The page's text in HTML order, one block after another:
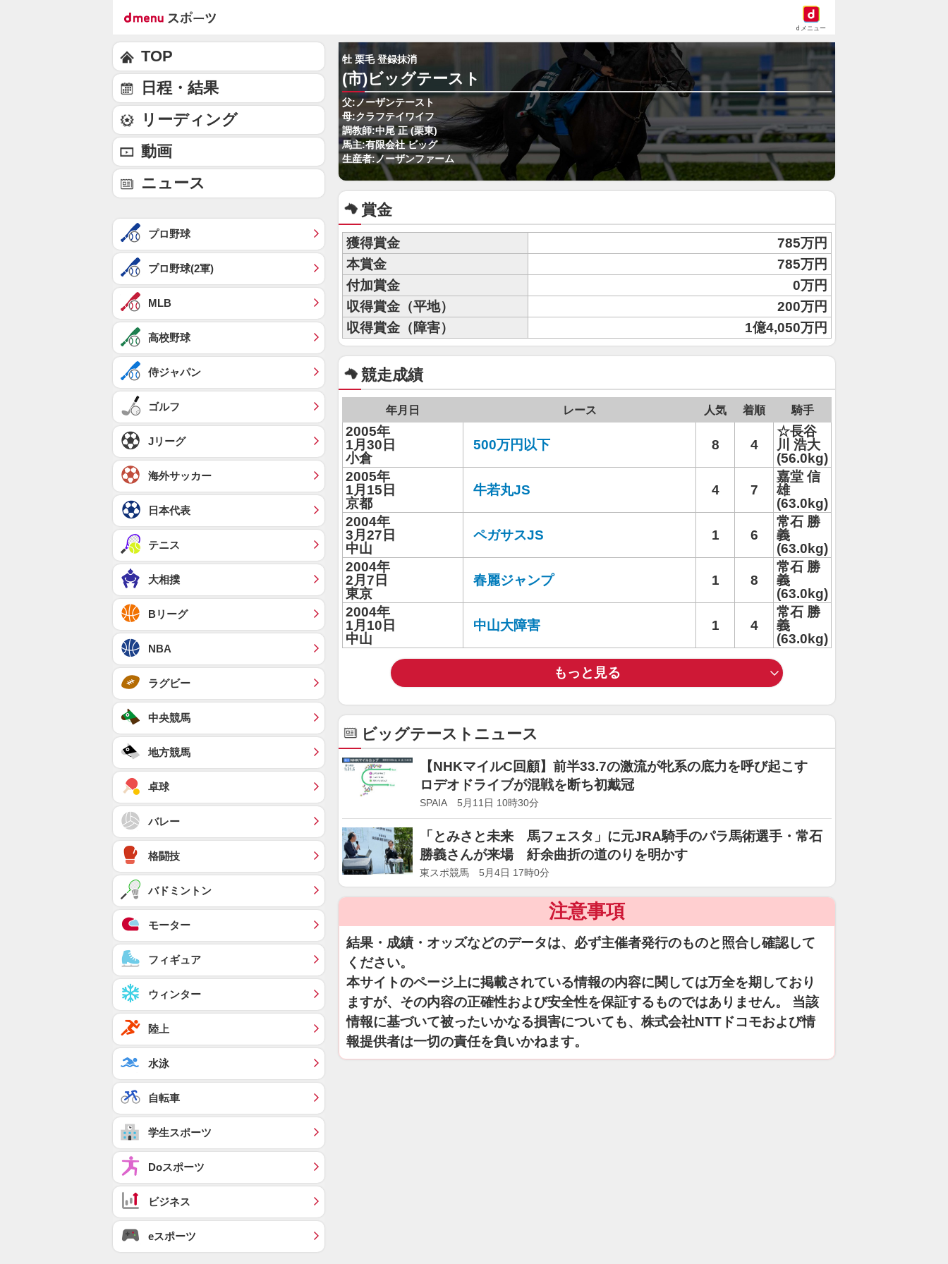
dメニュー
牡 栗毛 登録抹消
(市)ビッグテースト
父:ノーザンテースト
母:クラフテイワイフ
調教師:中尾 正 (栗東)
馬主:有限会社 ビッグ
生産者:ノーザンファーム
賞金
獲得賞金
785万円
本賞金
785万円
付加賞金
0万円
収得賞金（平地）
200万円
収得賞金（障害）
1億4,050万円
競走成績
年月日 レース 人気 着順 騎手
2005年
1月30日
小倉
500万円以下 8 4
☆長谷
川 浩大
(56.0kg)
2005年
1月15日
京都
牛若丸JS 4 7
嘉堂 信
雄
(63.0kg)
2004年
3月27日
中山
ペガサスJS 1 6
常石 勝
義
(63.0kg)
2004年
2月7日
東京
春麗ジャンプ 1 8
常石 勝
義
(63.0kg)
2004年
1月10日
中山
中山大障害 1 4
常石 勝
義
(63.0kg)
もっと見る
ビッグテーストニュース
【NHKマイルC回顧】前半33.7の激流が牝系の底力を呼び起こす
ロデオドライブが混戦を断ち初戴冠
SPAIA 5月11日 10時30分
「とみさと未来 馬フェスタ」に元JRA騎手のパラ馬術選手・常石
勝義さんが来場 紆余曲折の道のりを明かす
東スポ競馬 5月4日 17時0分
注意事項
結果・成績・オッズなどのデータは、必ず主催者発行のものと照合し確認して
ください。
本サイトのページ上に掲載されている情報の内容に関しては万全を期しており
ますが、その内容の正確性および安全性を保証するものではありません。 当該
情報に基づいて被ったいかなる損害についても、株式会社NTTドコモおよび情
報提供者は一切の責任を負いかねます。
TOP
日程・結果
リーディング
動画
ニュース
プロ野球
プロ野球(2軍)
MLB
高校野球
侍ジャパン
ゴルフ
Jリーグ
海外サッカー
日本代表
テニス
大相撲
Bリーグ
NBA
ラグビー
中央競馬
地方競馬
卓球
バレー
格闘技
バドミントン
モーター
フィギュア
ウィンター
陸上
水泳
自転車
学生スポーツ
Doスポーツ
ビジネス
eスポーツ